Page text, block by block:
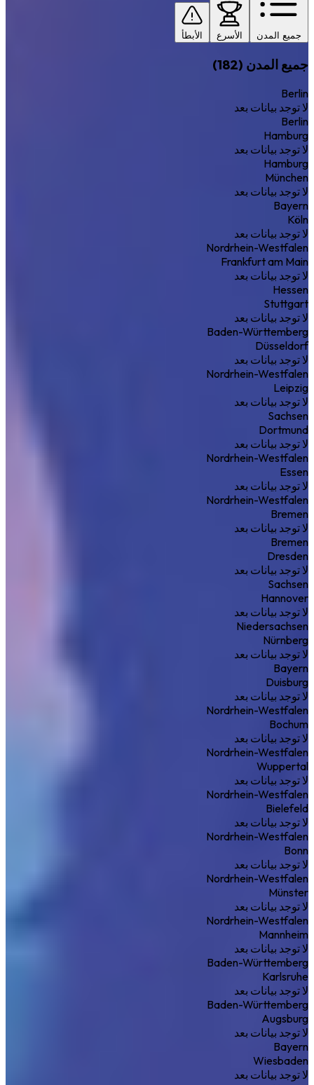
جميع المدن الأسرع الأبطأ
جميع المدن (182)
Berlin
لا توجد بيانات بعد
Berlin
Hamburg
لا توجد بيانات بعد
Hamburg
München
لا توجد بيانات بعد
Bayern
Köln
لا توجد بيانات بعد
Nordrhein-Westfalen
Frankfurt am Main
لا توجد بيانات بعد
Hessen
Stuttgart
لا توجد بيانات بعد
Baden-Württemberg
Düsseldorf
لا توجد بيانات بعد
Nordrhein-Westfalen
Leipzig
لا توجد بيانات بعد
Sachsen
Dortmund
لا توجد بيانات بعد
Nordrhein-Westfalen
Essen
لا توجد بيانات بعد
Nordrhein-Westfalen
Bremen
لا توجد بيانات بعد
Bremen
Dresden
لا توجد بيانات بعد
Sachsen
Hannover
لا توجد بيانات بعد
Niedersachsen
Nürnberg
لا توجد بيانات بعد
Bayern
Duisburg
لا توجد بيانات بعد
Nordrhein-Westfalen
Bochum
لا توجد بيانات بعد
Nordrhein-Westfalen
Wuppertal
لا توجد بيانات بعد
Nordrhein-Westfalen
Bielefeld
لا توجد بيانات بعد
Nordrhein-Westfalen
Bonn
لا توجد بيانات بعد
Nordrhein-Westfalen
Münster
لا توجد بيانات بعد
Nordrhein-Westfalen
Mannheim
لا توجد بيانات بعد
Baden-Württemberg
Karlsruhe
لا توجد بيانات بعد
Baden-Württemberg
Augsburg
لا توجد بيانات بعد
Bayern
Wiesbaden
لا توجد بيانات بعد